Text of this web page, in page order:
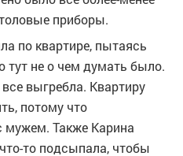
приборы.
по квартире, пытаясь
тут не о чем думать было.
выгребла. Квартиру
потому что
мужем. Также Карина
то подсыпала, чтобы